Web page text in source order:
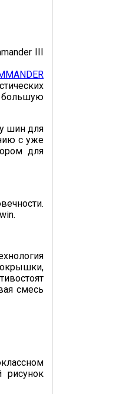
III
большую
шин для
с уже
для
смесь
рисунок